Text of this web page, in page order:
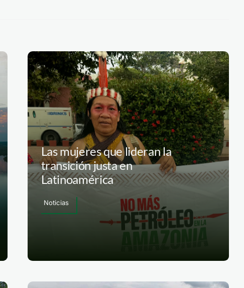
Las mujeres que lideran la
transición justa en
Latinoamérica
Noticias